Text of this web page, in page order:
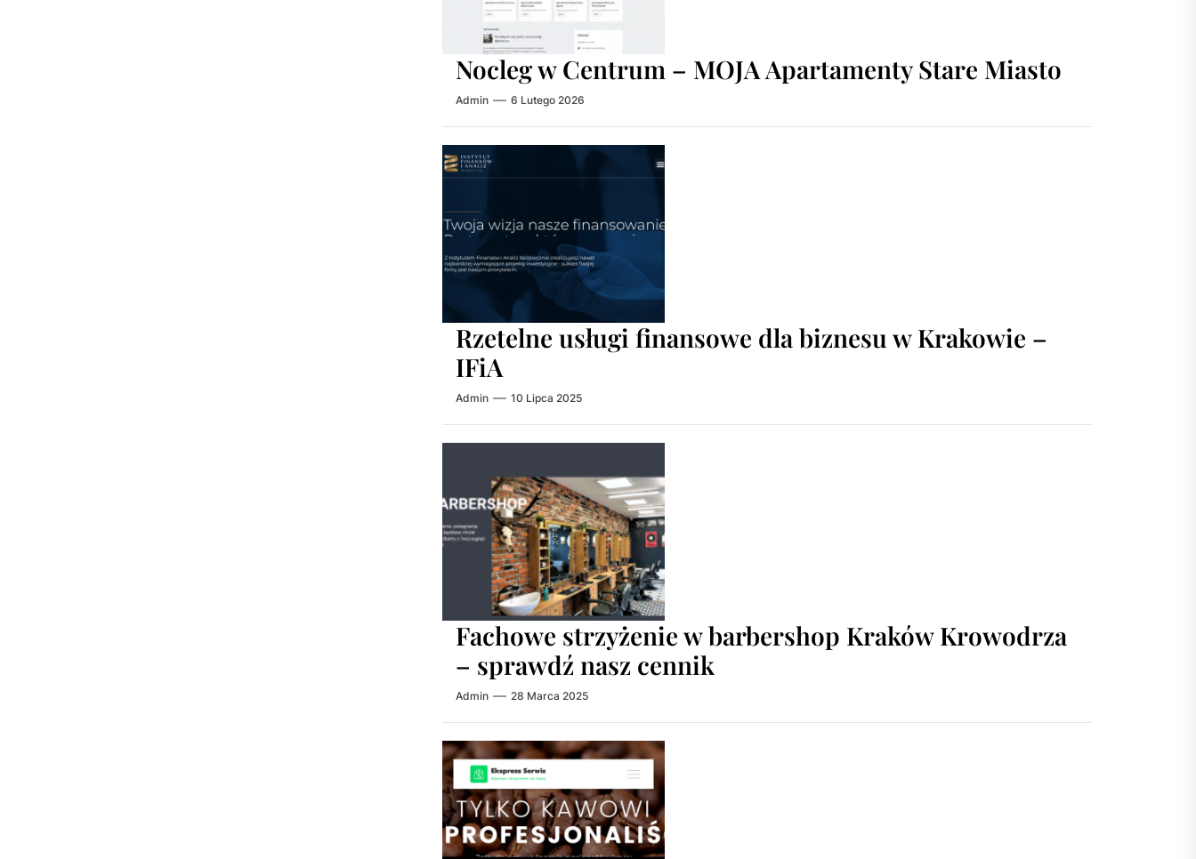
Nocleg w Centrum – MOJA Apartamenty Stare Miasto
Admin 6 Lutego 2026
Rzetelne usługi finansowe dla biznesu w Krakowie –
IFiA
Admin 10 Lipca 2025
Fachowe strzyżenie w barbershop Kraków Krowodrza
– sprawdź nasz cennik
Admin 28 Marca 2025